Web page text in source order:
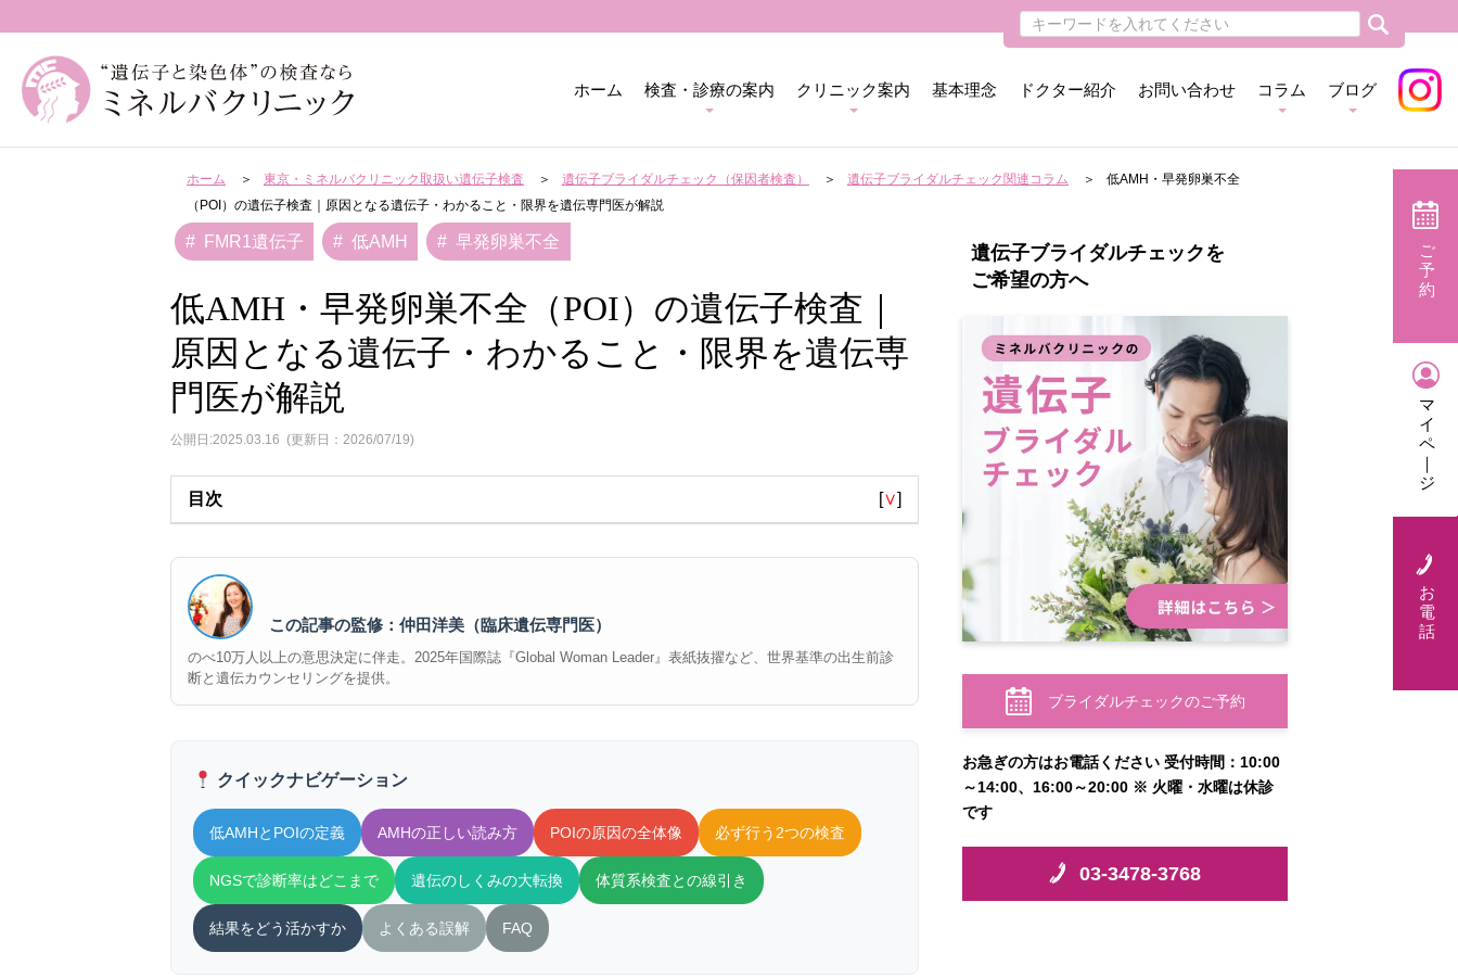
ホーム 検査・診療の案内 クリニック案内 基本理念 ドクター紹介 お問い合わせ コラム ブログ
ホーム 東京・ミネルバクリニック取扱い遺伝子検査 遺伝子ブライダルチェック（保因者検査） 遺伝子ブライダルチェック関連コラム
低AMH・早発卵巣不全
（POI）の遺伝子検査｜原因となる遺伝子・わかること・限界を遺伝専門医が解説
FMR1遺伝子 低AMH 早発卵巣不全
低AMH・早発卵巣不全（POI）の遺伝子検査｜
原因となる遺伝子・わかること・限界を遺伝専
門医が解説
公開日:2025.03.16 (更新日：2026/07/19)
目次 [∨]
この記事の監修：仲田洋美（臨床遺伝専門医）
のべ10万人以上の意思決定に伴走。2025年国際誌『Global Woman Leader』表紙抜擢など、世界基準の出生前診
断と遺伝カウンセリングを提供。
クイックナビゲーション
低AMHとPOIの定義 AMHの正しい読み方 POIの原因の全体像 必ず行う2つの検査
NGSで診断率はどこまで 遺伝のしくみの大転換 体質系検査との線引き
結果をどう活かすか よくある誤解 FAQ
遺伝子ブライダルチェックを
ご希望の方へ
ブライダルチェックのご予約
お急ぎの方はお電話ください 受付時間：10:00
～14:00、16:00～20:00 ※ 火曜・水曜は休診
です
03-3478-3768
ご
予
約
マ
イ
ペ
｜
ジ
お
電
話